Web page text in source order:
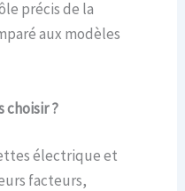
précis de la
aux modèles
choisir ?
électrique et
facteurs,